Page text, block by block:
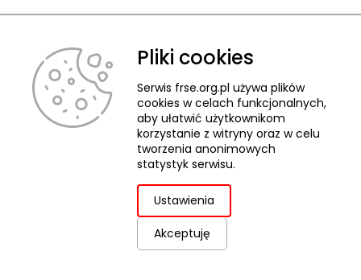
Zapraszamy do kontaktu telefonicznego w godz. 9-15.
kontakt@frse.org.pl
© 2026 Fundacja Rozwoju Systemu Edukacji
Ochrona danych osobowych
ZGŁASZANIE NARUSZEŃ
Projekt i realizacja:
Pliki cookies
Serwis frse.org.pl używa plików
cookies w celach funkcjonalnych,
aby ułatwić użytkownikom
korzystanie z witryny oraz w celu
tworzenia anonimowych
statystyk serwisu.
Ustawienia
Akceptuję